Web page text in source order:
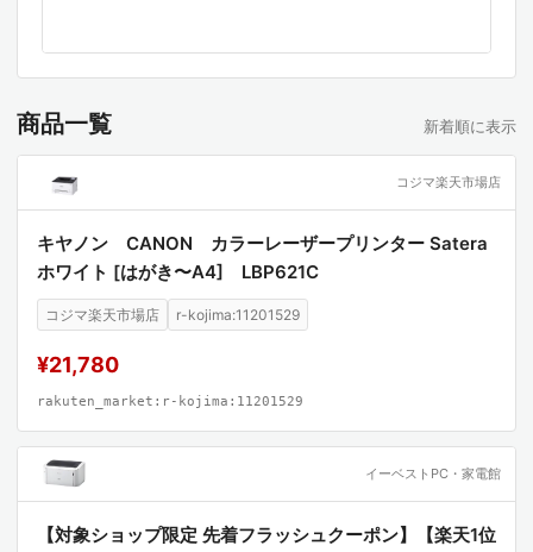
力:最大200mA■マイク:あり■絞り・明るさ・コン
ランス:自動■フレームレート:最大30fps■ケーブル
長 :3m■対応OS Windows:10, 8.1, 8, 7■対応OS ma
c:macOS 10.12〜10.15、OS X 10.8〜10.11■付属品:
取扱説明書●こちらの商品は、即日発送対象外とな
ります●こちらの商品は、ご注文をいただいてメー
カーへ発注を行いますので、お届けまでに3日〜5日
かかります。予めご了承の上、余裕を持ったご注文
をお願いいたします。詳しい納期につきましては、
サポートセンター(03-5812-4584)までお問い合わ
せください。
商品一覧 新着順に表示
コジマ楽天市場店
キヤノン CANON カラーレーザープリンター Satera
ホワイト [はがき〜A4] LBP621C
コジマ楽天市場店 r-kojima:11201529
¥21,780
rakuten_market:r-kojima:11201529
イーベストPC・家電館
【対象ショップ限定 先着フラッシュクーポン】【楽天1位